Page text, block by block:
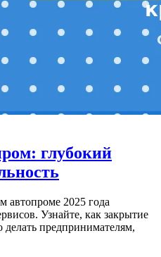
глубокий
автопроме 2025 года
Узнайте, как закрытие
делать предпринимателям,